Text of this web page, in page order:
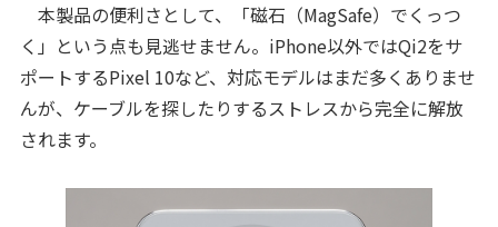
本製品の便利さとして、「磁石（MagSafe）でくっつ
く」という点も見逃せません。iPhone以外ではQi2をサ
ポートするPixel 10など、対応モデルはまだ多くありませ
んが、ケーブルを探したりするストレスから完全に解放
されます。